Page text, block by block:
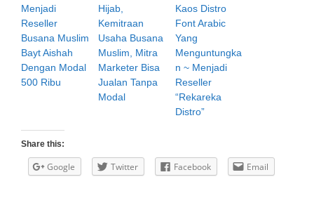
Menjadi
Reseller
Busana Muslim
Bayt Aishah
Dengan Modal
500 Ribu
Hijab,
Kemitraan
Usaha Busana
Muslim, Mitra
Marketer Bisa
Jualan Tanpa
Modal
Kaos Distro
Font Arabic
Yang
Menguntungka
n ~ Menjadi
Reseller
“Rekareka
Distro”
Share this:
Google Twitter Facebook Email